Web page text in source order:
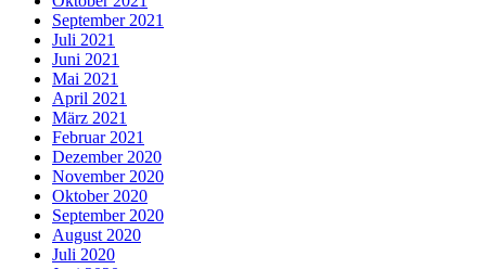
September 2021
Juli 2021
Juni 2021
Mai 2021
April 2021
März 2021
Februar 2021
Dezember 2020
November 2020
Oktober 2020
September 2020
August 2020
Juli 2020